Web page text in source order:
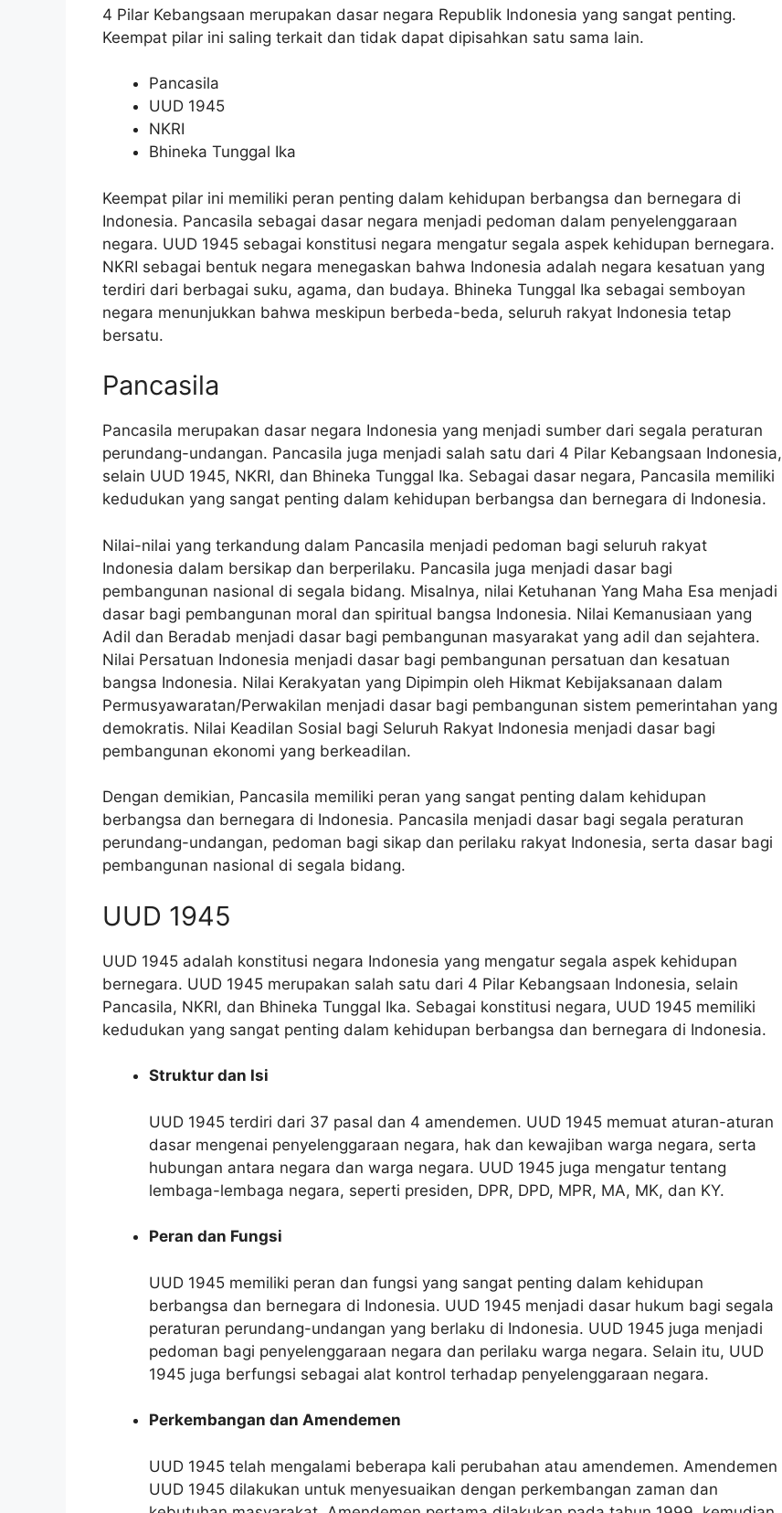
4 Pilar Kebangsaan merupakan dasar negara Republik Indonesia yang sangat penting.
Keempat pilar ini saling terkait dan tidak dapat dipisahkan satu sama lain.
Pancasila
UUD 1945
NKRI
Bhineka Tunggal Ika
Keempat pilar ini memiliki peran penting dalam kehidupan berbangsa dan bernegara di
Indonesia. Pancasila sebagai dasar negara menjadi pedoman dalam penyelenggaraan
negara. UUD 1945 sebagai konstitusi negara mengatur segala aspek kehidupan bernegara.
NKRI sebagai bentuk negara menegaskan bahwa Indonesia adalah negara kesatuan yang
terdiri dari berbagai suku, agama, dan budaya. Bhineka Tunggal Ika sebagai semboyan
negara menunjukkan bahwa meskipun berbeda-beda, seluruh rakyat Indonesia tetap
bersatu.
Pancasila
Pancasila merupakan dasar negara Indonesia yang menjadi sumber dari segala peraturan
perundang-undangan. Pancasila juga menjadi salah satu dari 4 Pilar Kebangsaan Indonesia,
selain UUD 1945, NKRI, dan Bhineka Tunggal Ika. Sebagai dasar negara, Pancasila memiliki
kedudukan yang sangat penting dalam kehidupan berbangsa dan bernegara di Indonesia.
Nilai-nilai yang terkandung dalam Pancasila menjadi pedoman bagi seluruh rakyat
Indonesia dalam bersikap dan berperilaku. Pancasila juga menjadi dasar bagi
pembangunan nasional di segala bidang. Misalnya, nilai Ketuhanan Yang Maha Esa menjadi
dasar bagi pembangunan moral dan spiritual bangsa Indonesia. Nilai Kemanusiaan yang
Adil dan Beradab menjadi dasar bagi pembangunan masyarakat yang adil dan sejahtera.
Nilai Persatuan Indonesia menjadi dasar bagi pembangunan persatuan dan kesatuan
bangsa Indonesia. Nilai Kerakyatan yang Dipimpin oleh Hikmat Kebijaksanaan dalam
Permusyawaratan/Perwakilan menjadi dasar bagi pembangunan sistem pemerintahan yang
demokratis. Nilai Keadilan Sosial bagi Seluruh Rakyat Indonesia menjadi dasar bagi
pembangunan ekonomi yang berkeadilan.
Dengan demikian, Pancasila memiliki peran yang sangat penting dalam kehidupan
berbangsa dan bernegara di Indonesia. Pancasila menjadi dasar bagi segala peraturan
perundang-undangan, pedoman bagi sikap dan perilaku rakyat Indonesia, serta dasar bagi
pembangunan nasional di segala bidang.
UUD 1945
UUD 1945 adalah konstitusi negara Indonesia yang mengatur segala aspek kehidupan
bernegara. UUD 1945 merupakan salah satu dari 4 Pilar Kebangsaan Indonesia, selain
Pancasila, NKRI, dan Bhineka Tunggal Ika. Sebagai konstitusi negara, UUD 1945 memiliki
kedudukan yang sangat penting dalam kehidupan berbangsa dan bernegara di Indonesia.
Struktur dan Isi
UUD 1945 terdiri dari 37 pasal dan 4 amendemen. UUD 1945 memuat aturan-aturan
dasar mengenai penyelenggaraan negara, hak dan kewajiban warga negara, serta
hubungan antara negara dan warga negara. UUD 1945 juga mengatur tentang
lembaga-lembaga negara, seperti presiden, DPR, DPD, MPR, MA, MK, dan KY.
Peran dan Fungsi
UUD 1945 memiliki peran dan fungsi yang sangat penting dalam kehidupan
berbangsa dan bernegara di Indonesia. UUD 1945 menjadi dasar hukum bagi segala
peraturan perundang-undangan yang berlaku di Indonesia. UUD 1945 juga menjadi
pedoman bagi penyelenggaraan negara dan perilaku warga negara. Selain itu, UUD
1945 juga berfungsi sebagai alat kontrol terhadap penyelenggaraan negara.
Perkembangan dan Amendemen
UUD 1945 telah mengalami beberapa kali perubahan atau amendemen. Amendemen
UUD 1945 dilakukan untuk menyesuaikan dengan perkembangan zaman dan